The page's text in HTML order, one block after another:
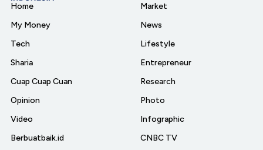
Home
My Money
Tech
Sharia
Cuap Cuap Cuan
Opinion
Video
Berbuatbaik.id
Market
News
Lifestyle
Entrepreneur
Research
Photo
Infographic
CNBC TV